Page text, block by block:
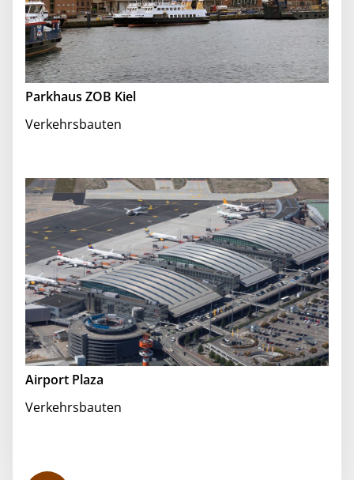
Parkhaus ZOB Kiel
Verkehrsbauten
Airport Plaza
Verkehrsbauten